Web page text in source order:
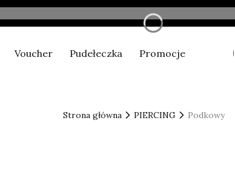
Voucher Pudełeczka Promocje Nowe
Strona główna PIERCING Podkowy